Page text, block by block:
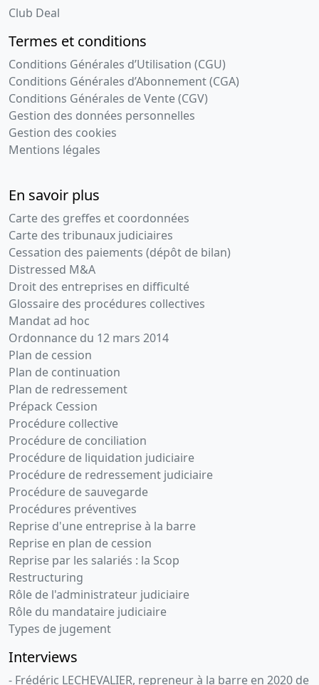
Club Deal
Termes et conditions
Conditions Générales d’Utilisation (CGU)
Conditions Générales d’Abonnement (CGA)
Conditions Générales de Vente (CGV)
Gestion des données personnelles
Gestion des cookies
Mentions légales
En savoir plus
Carte des greffes et coordonnées
Carte des tribunaux judiciaires
Cessation des paiements (dépôt de bilan)
Distressed M&A
Droit des entreprises en difficulté
Glossaire des procédures collectives
Mandat ad hoc
Ordonnance du 12 mars 2014
Plan de cession
Plan de continuation
Plan de redressement
Prépack Cession
Procédure collective
Procédure de conciliation
Procédure de liquidation judiciaire
Procédure de redressement judiciaire
Procédure de sauvegarde
Procédures préventives
Reprise d'une entreprise à la barre
Reprise en plan de cession
Reprise par les salariés : la Scop
Restructuring
Rôle de l'administrateur judiciaire
Rôle du mandataire judiciaire
Types de jugement
Interviews
- Frédéric LECHEVALIER, repreneur à la barre en 2020 de